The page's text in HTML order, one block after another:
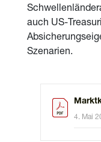
auch US-
Szenarien.
4. Mai